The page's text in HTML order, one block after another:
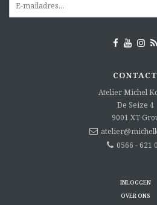
CONTACT
Atelier Michel
De Seize 4
9001 XT
0566 - 621
INLOGGEN
OVER ONS